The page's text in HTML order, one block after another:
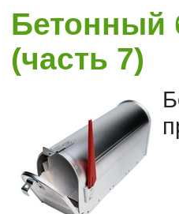
Бетонный
(часть 7)